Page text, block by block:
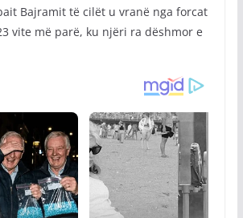
Bajramit të cilët u vranë nga forcat
vite më parë, ku njëri ra dëshmor e